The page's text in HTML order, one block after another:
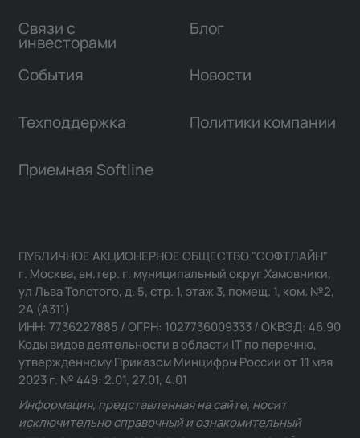
Связи с
инвесторами
Блог
События Новости
Техподдержка Политики компании
Приемная Softline
ПУБЛИЧНОЕ АКЦИОНЕРНОЕ ОБЩЕСТВО "СОФТЛАЙН"
г. Москва, вн.тер. г. муниципальный округ Хамовники,
ул Льва Толстого, д. 5, стр. 1, этаж 3, помещ. 1, ком. №2,
2А (А311)
ИНН: 7736227885 / ОГРН: 1027736009333 / ОКВЭД: 46.90
Коды видов деятельности в области IT по перечню,
утвержденному Приказом Минцифры России от 11 мая
2023 г. № 449: 2.01, 27.01, 4.01
Информация, представленная на сайте, носит
исключительно справочный и ознакомительный